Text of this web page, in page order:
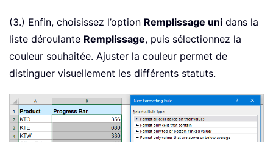
(3.) Enfin, choisissez l’option Remplissage uni dans la
liste déroulante Remplissage, puis sélectionnez la
couleur souhaitée. Ajuster la couleur permet de
distinguer visuellement les différents statuts.